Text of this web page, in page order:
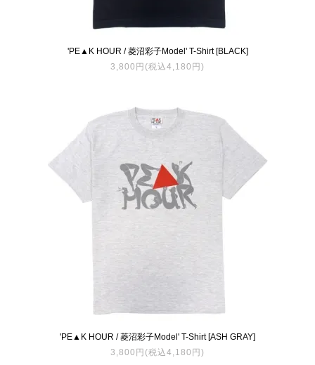
'PE▲K HOUR / 菱沼彩子Model' T-Shirt [BLACK]
3,800円(税込4,180円)
'PE▲K HOUR / 菱沼彩子Model' T-Shirt [ASH GRAY]
3,800円(税込4,180円)